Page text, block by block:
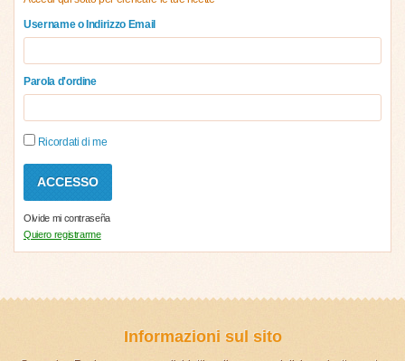
Username o Indirizzo Email
Parola d'ordine
Ricordati di me
Olvide mi contraseña
Quiero registrarme
Informazioni sul sito